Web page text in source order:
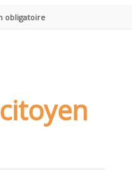
obligatoire